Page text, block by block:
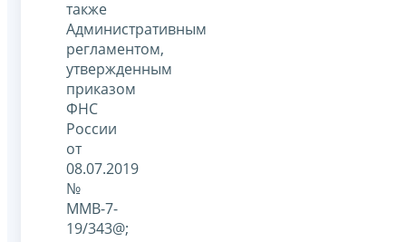
также
Административным
регламентом,
утвержденным
приказом
ФНС
России
от
08.07.2019
№
ММВ-7-
19/343@;